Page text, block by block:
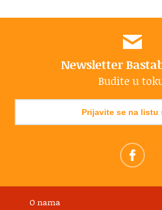
Newsletter
Budite u
Prijavite se na listu
O nama